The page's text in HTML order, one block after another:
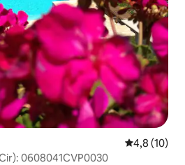
4,8 (10)
0608041CVP0030